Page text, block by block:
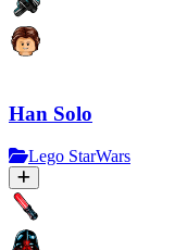
Han Solo
Lego StarWars